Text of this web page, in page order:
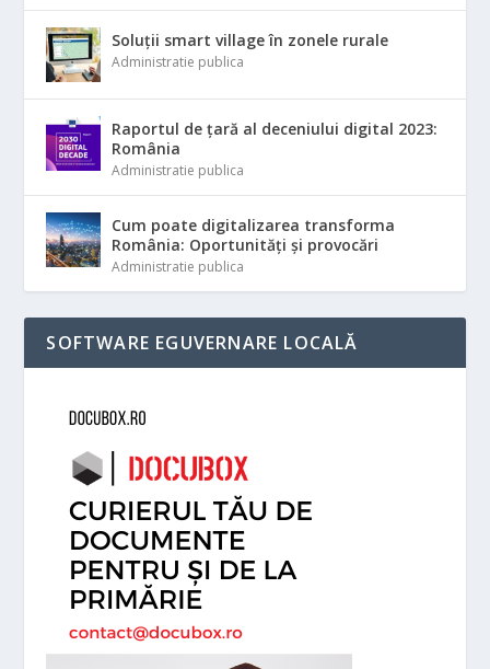
Soluții smart village în zonele rurale
Administratie publica
Raportul de țară al deceniului digital 2023:
România
Administratie publica
Cum poate digitalizarea transforma
România: Oportunități și provocări
Administratie publica
SOFTWARE EGUVERNARE LOCALĂ